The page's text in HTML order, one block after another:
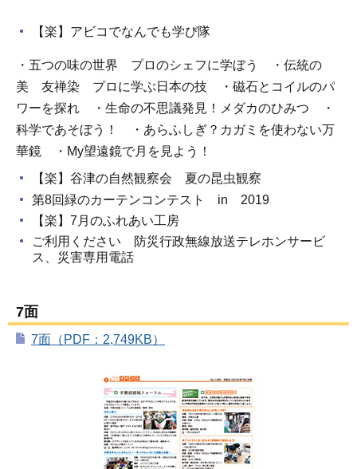
【楽】アビコでなんでも学び隊
・五つの味の世界 プロのシェフに学ぼう ・伝統の
美 友禅染 プロに学ぶ日本の技 ・磁石とコイルのパ
ワーを探れ ・生命の不思議発見！メダカのひみつ ・
科学であそぼう！ ・あらふしぎ？カガミを使わない万
華鏡 ・My望遠鏡で月を見よう！
【楽】谷津の自然観察会 夏の昆虫観察
第8回緑のカーテンコンテスト in 2019
【楽】7月のふれあい工房
ご利用ください 防災行政無線放送テレホンサービ
ス、災害専用電話
7面
7面（PDF：2,749KB）